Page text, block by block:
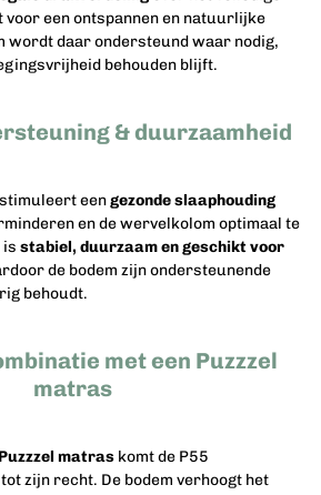
een ontspannen en natuurlijke
wordt daar ondersteund waar nodig,
behouden blijft.
& duurzaamheid
stimuleert eengezonde slaaphouding
en de wervelkolom optimaal te
is stabiel, duurzaam en geschikt voor
de bodem zijn ondersteunende
behoudt.
met een Puzzzel
matras
Puzzzel matras komt de P55
zijn recht. De bodem verhoogt het